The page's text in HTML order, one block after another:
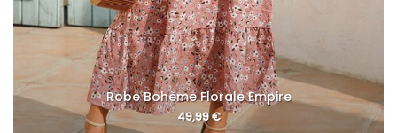
Robe Bohème Florale Empire
49,99€